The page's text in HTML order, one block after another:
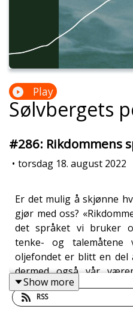
Play
Sølvbergets
#286: Rikdommens
• torsdag 18. august 2022
Er det mulig å skjønne
gjør med oss?
det språket vi bruker
tenke- og
oljefondet er blitt en del
dermed også vår
dyktighet? Hva slags
der? Kan oljefondet
Show more
RSS